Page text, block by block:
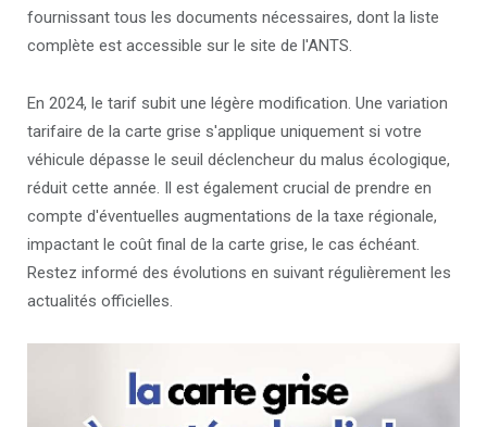
fournissant tous les documents nécessaires, dont la liste
complète est accessible sur le site de l'ANTS.
En 2024, le tarif subit une légère modification. Une variation
tarifaire de la carte grise s'applique uniquement si votre
véhicule dépasse le seuil déclencheur du malus écologique,
réduit cette année. Il est également crucial de prendre en
compte d'éventuelles augmentations de la taxe régionale,
impactant le coût final de la carte grise, le cas échéant.
Restez informé des évolutions en suivant régulièrement les
actualités officielles.